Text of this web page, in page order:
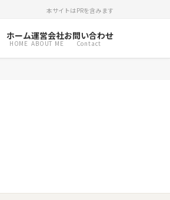
本サイトはPRを含みます
ホーム
HOME
運営会社
ABOUT ME
お問い合わせ
Contact